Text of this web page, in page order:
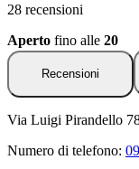
28 recensioni
Aperto fino alle 20
Recensioni
Via Luigi Pirandello
Numero di telefono: